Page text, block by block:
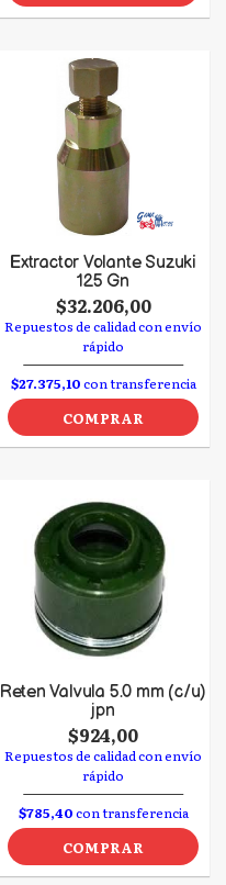
Extractor Volante Suzuki
125 Gn
$32.206,00
Repuestos de calidad con envío
rápido
$27.375,10con transferencia
COMPRAR
Reten Valvula 5.0 mm (c/u)
jpn
$924,00
Repuestos de calidad con envío
rápido
$785,40con transferencia
COMPRAR